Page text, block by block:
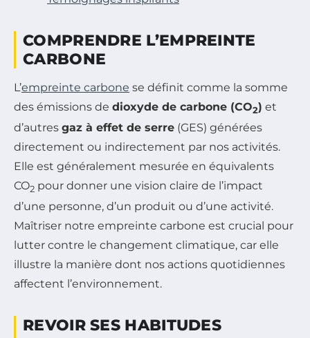
COMPRENDRE L’EMPREINTE
CARBONE
L’empreinte carbone se définit comme la somme
des émissions de dioxyde de carbone (CO2) et
d’autres gaz à effet de serre (GES) générées
directement ou indirectement par nos activités.
Elle est généralement mesurée en équivalents
CO2 pour donner une vision claire de l’impact
d’une personne, d’un produit ou d’une activité.
Maîtriser notre empreinte carbone est crucial pour
lutter contre le changement climatique, car elle
illustre la manière dont nos actions quotidiennes
affectent l’environnement.
REVOIR SES HABITUDES